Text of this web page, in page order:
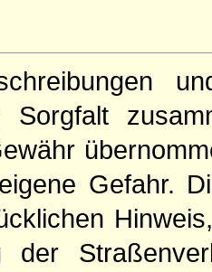
Sorgfalt
Gefahr.
der